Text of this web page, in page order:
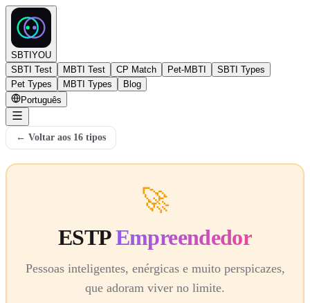
SBTIYOU
SBTI Test
MBTI Test CP Match Pet-MBTI
SBTI Types
Pet Types
MBTI Types
Blog
Português
← Voltar aos 16 tipos
🚀
ESTP Empreendedor
Pessoas inteligentes, enérgicas e muito perspicazes,
que adoram viver no limite.